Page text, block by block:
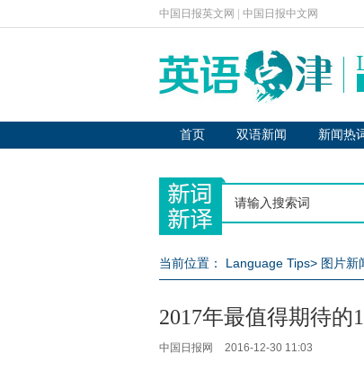
中国日报英文网 中国日报中文网
首页 双语新闻 新闻热
当前位置： Language Tips> 图片新
2017年最值得期待的
中国日报网 2016-12-30 11:03